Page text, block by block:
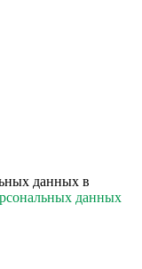
данных в
данных